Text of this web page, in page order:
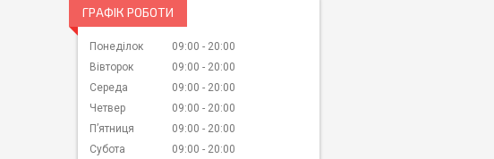
ГРАФІК РОБОТИ
Понеділок 09:00
20:00
Вівторок
09:00
20:00
Середа
09:00
20:00
Четвер
09:00
20:00
Пʼятниця
09:00
20:00
Субота
09:00
20:00